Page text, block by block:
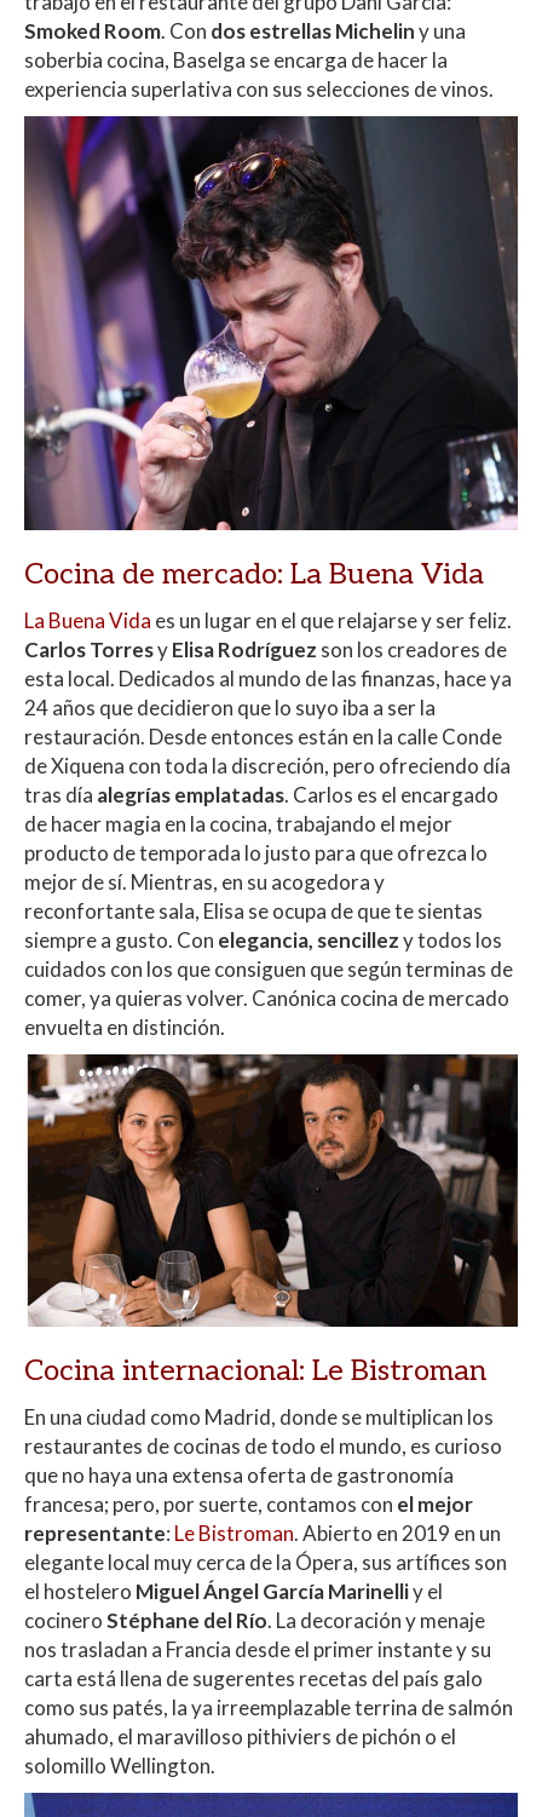
Smoked Room. Con dos estrellas Micheliny una
soberbia cocina, Baselga se encarga de hacer la
experiencia superlativa con sus selecciones de vinos.
Cocina de mercado: La Buena Vida
La Buena Vida es un lugar en el que relajarse y ser feliz.
Carlos TorresyElisa Rodríguez son los creadores de
esta local. Dedicados al mundo de las finanzas, hace ya
24 años que decidieron que lo suyo iba a ser la
restauración. Desde entonces están en la calle Conde
de Xiquena con toda la discreción, pero ofreciendo día
tras día alegrías emplatadas. Carlos es el encargado
de hacer magia en la cocina, trabajando el mejor
producto de temporada lo justo para que ofrezca lo
mejor de sí. Mientras, en su acogedora y
reconfortante sala, Elisa se ocupa de que te sientas
siempre a gusto. Con elegancia, sencillezy todos los
cuidados con los que consiguen que según terminas de
comer, ya quieras volver. Canónica cocina de mercado
envuelta en distinción.
Cocina internacional: Le Bistroman
En una ciudad como Madrid, donde se multiplican los
restaurantes de cocinas de todo el mundo, es curioso
que no haya una extensa oferta de gastronomía
francesa; pero, por suerte, contamos con el mejor
representante: Le Bistroman. Abierto en 2019 en un
elegante local muy cerca de la Ópera, sus artífices son
el hostelero Miguel Ángel García Marinelliy el
cocineroStéphane del Río. La decoración y menaje
nos trasladan a Francia desde el primer instante y su
carta está llena de sugerentes recetas del país galo
como sus patés, la ya irreemplazable terrina de salmón
ahumado, el maravilloso pithiviers de pichón o el
solomillo Wellington.